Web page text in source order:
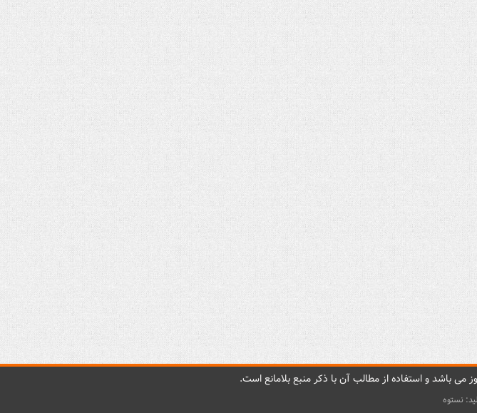
باشد و استفاده از مطالب آن با ذکر منبع بلامانع است.
نستوه